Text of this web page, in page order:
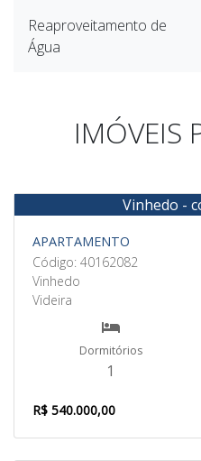
Reaproveitamento de
Água
IMÓVEIS
Vinhedo -
APARTAMENTO
Código: 40162082
Vinhedo
Videira
Dormitórios
1
R$ 540.000,00